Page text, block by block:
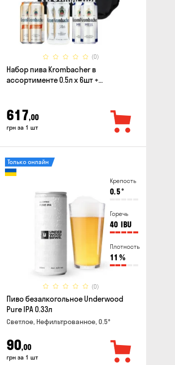
(0)
Набор пива Krombacher в
ассортименте 0.5л х 6шт +
617,00
грн за 1 шт
Крепость
0.5°
Горечь
40 IBU
Плотность
11 %
(0)
Только онлайн
Пиво безалкогольное Underwood
Pure IPA 0.33л
Светлое, Нефильтрованное, 0.5°
90,00
грн за 1 шт